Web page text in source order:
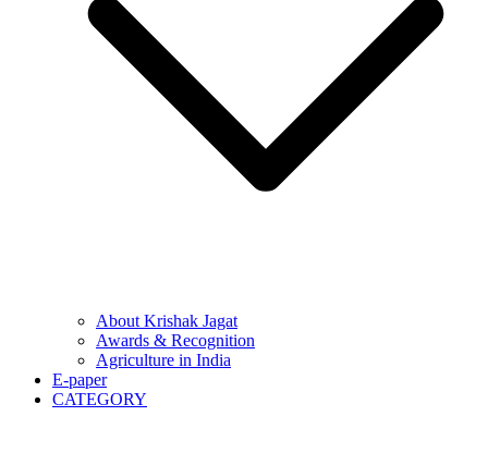
About Krishak Jagat
Awards & Recognition
Agriculture in India
E-paper
CATEGORY